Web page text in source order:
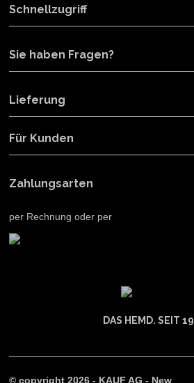
Schnellzugriff
Sie haben Fragen?
Lieferung
Für Kunden
Zahlungsarten
per Rechnung oder per
DAS HEMD. SEIT
© copyright 2026 - KAUF AG - New